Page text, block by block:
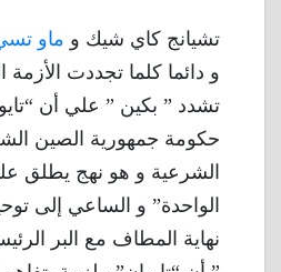
تشيانج كاي شيك و ماو
و دائما كلما تجددت الأزمة
تشدد ” بكين ” علي أن
حكومة جمهورية الصين
الشرعية و هو نهج يطلق
الواحدة” و الساعي إلى
نهاية المطاف مع البر